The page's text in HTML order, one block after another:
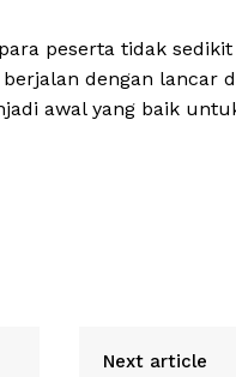
peserta tidak
dengan lancar
awal yang baik
Next article